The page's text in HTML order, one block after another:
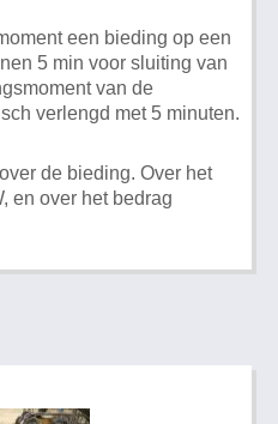
een bieding op een
5 min voor sluiting van
van de
verlengd met 5 minuten.
de bieding. Over het
en over het bedrag